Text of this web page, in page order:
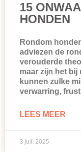
15
HONDEN
Rondom
adviezen de
verouderde
maar zijn het bij
kunnen zulke
verwarring,
LEES MEER
3 juli, 2025